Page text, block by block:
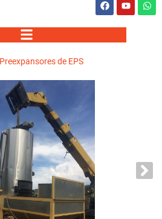
Preexpansores de EPS